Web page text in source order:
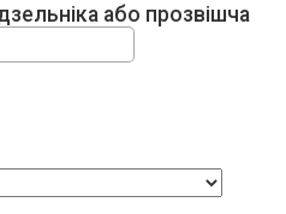
або прозвішча